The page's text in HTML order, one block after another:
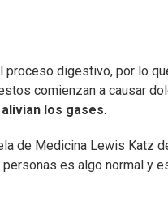
proceso digestivo, por lo
comienzan a causar
los gases.
de Medicina Lewis Katz
es algo normal y